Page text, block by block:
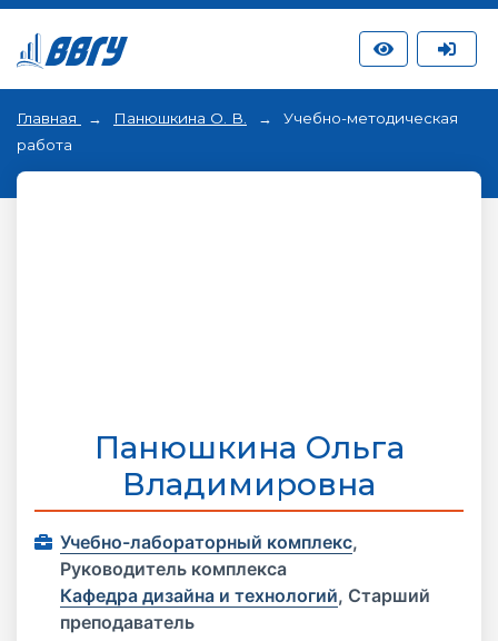
Главная Панюшкина О. В.
Учебно-методическая
работа
Панюшкина Ольга
Владимировна
Учебно-лабораторный комплекс,
Руководитель комплекса
Кафедра дизайна и технологий, Старший
преподаватель